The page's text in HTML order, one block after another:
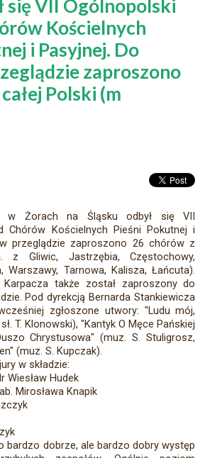
się VII Ogólnopolski
Kościelnych
i Pasyjnej. Do
zaproszono
Polski (m
Żorach na Śląsku odbył się VII
Chórów Kościelnych Pieśni Pokutnej i
w przeglądzie zaproszono 26 chórów z
Gliwic, Jastrzębia, Częstochowy,
Warszawy, Tarnowa, Kalisza, Łańcuta).
także został zaproszony do
Pod dyrekcją Bernarda Stankiewicza
zgłoszone utwory: "Ludu mój,
T. Klonowski), "Kantyk O Męce Pańskiej
Chrystusowa" (muz. S. Stuligrosz,
(muz. S. Kupczak).
w składzie:
Wiesław Hudek
Mirosława Knapik
bardzo dobrze, ale bardzo dobry występ